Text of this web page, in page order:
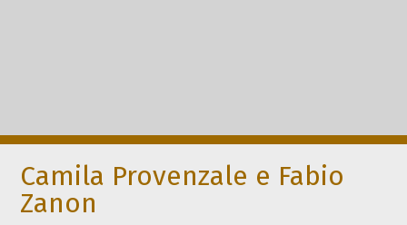
Camila Provenzale e Fabio
Zanon